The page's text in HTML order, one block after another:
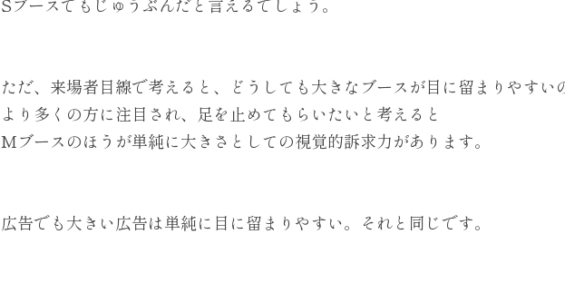
ただ、来場者目線で考えると、どうしても大きなブースが目に留まりやすい
より多くの方に注目され、足を止めてもらいたいと考えると
Mブースのほうが単純に大きさとしての視覚的訴求力があります。
広告でも大きい広告は単純に目に留まりやすい。それと同じです。